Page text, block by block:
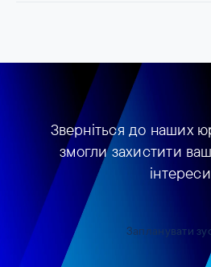
Зверніться до наших
змогли захистити ваш
інтереси
Запланувати